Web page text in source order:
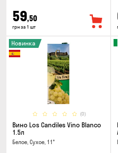
59,50
грн за 1 шт
(0)
Новинка
Вино Los Candiles Vino Blanco
1.5л
Белое, Сухое, 11°